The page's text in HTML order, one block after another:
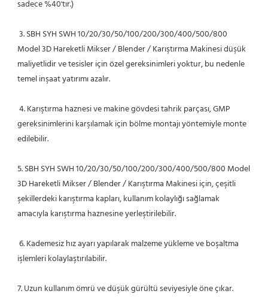
sadece %40'tır.)
Model 3D Hareketli Mikser / Blender / Karıştırma Makinesi düşük
maliyetlidir ve tesisler için özel gereksinimleri yoktur, bu nedenle
temel inşaat yatırımı azalır.
gereksinimlerini karşılamak için bölme montajı yöntemiyle monte
edilebilir.
5. SBH SYH SWH 10/20/30/50/100/200/300/400/500/800 Model
3D Hareketli Mikser / Blender / Karıştırma Makinesi için, çeşitli
şekillerdeki karıştırma kapları, kullanım kolaylığı sağlamak
amacıyla karıştırma haznesine yerleştirilebilir.
işlemleri kolaylaştırılabilir.
7. Uzun kullanım ömrü ve düşük gürültü seviyesiyle öne çıkar.